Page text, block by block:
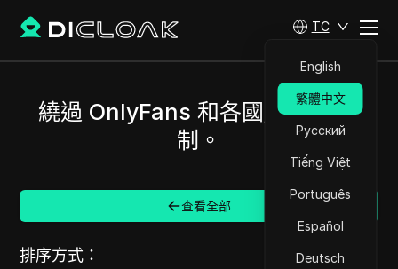
TC
English
繁體中文
Русский
Tiếng Việt
Português
Español
Deutsch
繞過 OnlyFans 和各國/地區的限
制。
查看全部
排序方式：